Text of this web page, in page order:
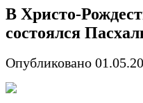
В Христо-
состоялся
Опубликовано